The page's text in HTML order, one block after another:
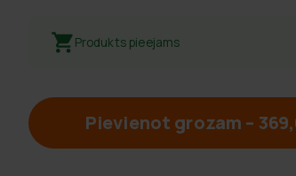
Produkts pieejams
Pievienot grozam –